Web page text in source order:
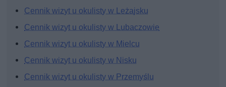
Cennik wizyt u okulisty w Leżajsku
Cennik wizyt u okulisty w Lubaczowie
Cennik wizyt u okulisty w Mielcu
Cennik wizyt u okulisty w Nisku
Cennik wizyt u okulisty w Przemyślu